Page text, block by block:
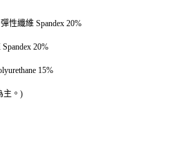
性纖維 Spandex 20%
20%
15%
主。)